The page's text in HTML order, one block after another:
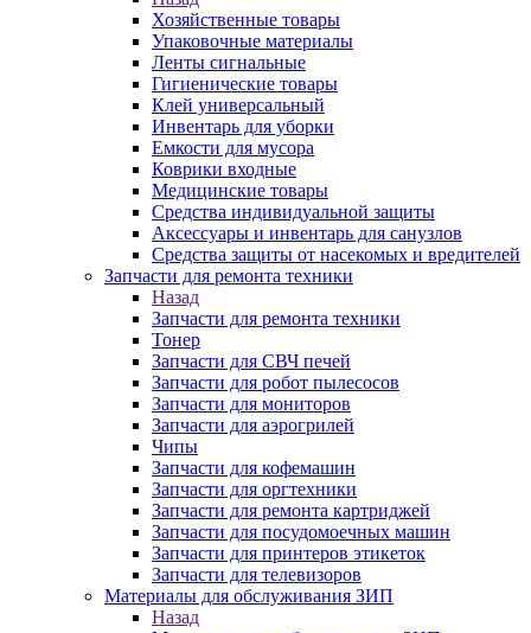
Хозяйственные товары
Упаковочные материалы
Ленты сигнальные
Гигиенические товары
Клей универсальный
Инвентарь для уборки
Емкости для мусора
Коврики входные
Медицинские товары
Средства индивидуальной защиты
Аксессуары и инвентарь для санузлов
Средства защиты от насекомых и вредителей
Запчасти для ремонта техники
Назад
Запчасти для ремонта техники
Тонер
Запчасти для СВЧ печей
Запчасти для робот пылесосов
Запчасти для мониторов
Запчасти для аэрогрилей
Чипы
Запчасти для кофемашин
Запчасти для оргтехники
Запчасти для ремонта картриджей
Запчасти для посудомоечных машин
Запчасти для принтеров этикеток
Запчасти для телевизоров
Материалы для обслуживания ЗИП
Назад